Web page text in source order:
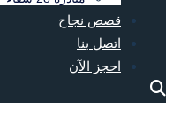
قصص نجاح
اتصل بنا
احجز الآن